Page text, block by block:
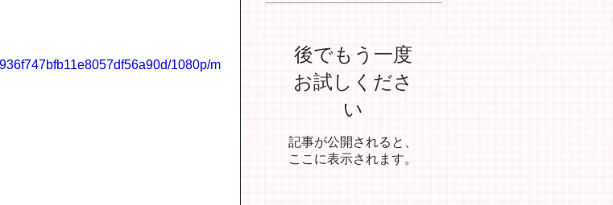
1080p/m
後でもう一度
お試しくださ
い
記事が公開されると、
ここに表示されます。